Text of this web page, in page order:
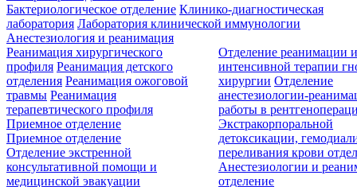
Бактериологическое отделение Клинико-диагностическая
лаборатория Лаборатория клинической иммунологии
Анестезиология и реанимация
Реанимация хирургического
профиля Реанимация детского
отделения Реанимация ожоговой
травмы Реанимация
терапевтического профиля
Отделение реанимации
интенсивной терапии
хирургии Отделение
анестезиологии-
работы в
Экстракорпоральной
детоксикации,
переливания крови
Анестезиологии и
отделение
Приемное отделение
Приемное отделение
Отделение экстренной
консультативной помощи и
медицинской эвакуации